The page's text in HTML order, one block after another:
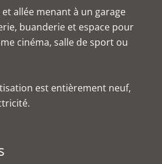
allée menant à un garage
buanderie et espace pour
cinéma, salle de sport ou
est entièrement neuf,